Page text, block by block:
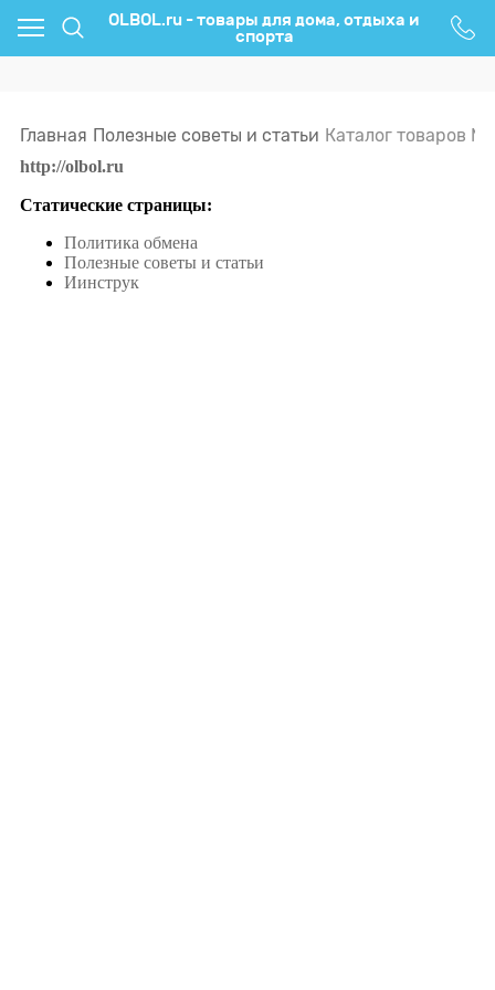
OLBOL.ru - товары для дома, отдыха и
спорта
Главная Полезные советы и статьи Каталог товаров
http://olbol.ru
Статические страницы:
Политика обмена
Полезные советы и статьи
Иинструк